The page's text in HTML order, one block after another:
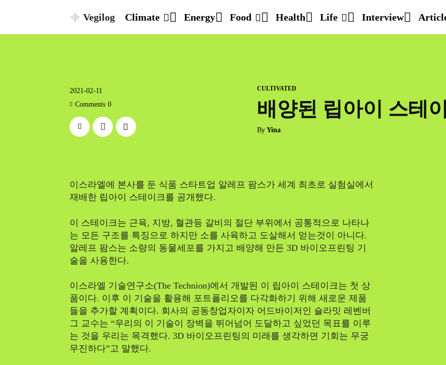
Vegilog Climate Energy Food Health Life Interview
2021-02-11
Comments 0
CULTIVATED
배양된 립아이 스테
By Yina
이스라엘에 본사를 둔 식품 스타트업 알레프 팜스가 세계 최초로 실험실에서
재배한 립아이 스테이크를 공개했다.
이 스테이크는 근육, 지방, 혈관등 갈비의 절단 부위에서 공통적으로 나타나
는 모든 구조를 특징으로 하지만 소를 사육하고 도살해서 얻는것이 아니다.
알레프 팜스는 소량의 동물세포를 가지고 배양해 만든 3D 바이오프린팅 기
술을 사용한다.
이스라엘 기술연구소(The Technion)에서 개발된 이 립아이 스테이크는 첫 상
품이다. 이후 이 기술을 활용해 포트폴리오를 다각화하기 위해 새로운 제품
들을 추가할 계획이다. 회사의 공동창업자이자 어드바이저인 슐라밋 레벤버
그 교수는 “우리의 이 기술이 장벽을 뛰어넘어 도달하고 싶었던 목표를 이루
는 것을 우리는 목격했다. 3D 바이오프린팅의 미래를 생각하면 기회는 무궁
무진하다”고 말했다.